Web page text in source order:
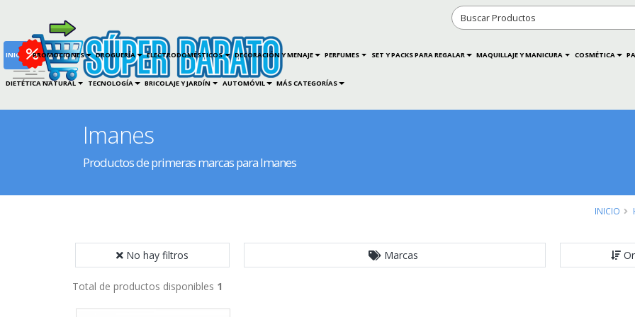
INICIO PROMOCIONES DROGUERÍA ELECTRODOMÉSTICOS DECORACIÓN Y MENAJE PERFUMES SET Y PACKS PARA REGALAR MAQUILLAJE Y MANICURA COSMÉTICA
DIETÉTICA NATURAL TECNOLOGÍA BRICOLAJE Y JARDÍN AUTOMÓVIL MÁS CATEGORÍAS
Imanes
Productos de primeras marcas para Imanes
INICIO
No hay filtros Marcas
Total de productos disponibles 1